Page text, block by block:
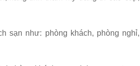
sạn như: phòng khách, phòng nghỉ,